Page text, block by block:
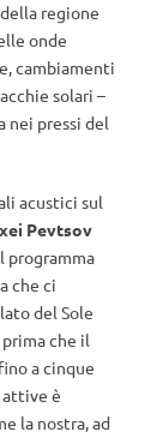
regione
onde
cambiamenti
solari –
nei pressi del
acustici sul
Pevtsov
programma
che ci
del Sole
che il
a cinque
attive è
la nostra, ad